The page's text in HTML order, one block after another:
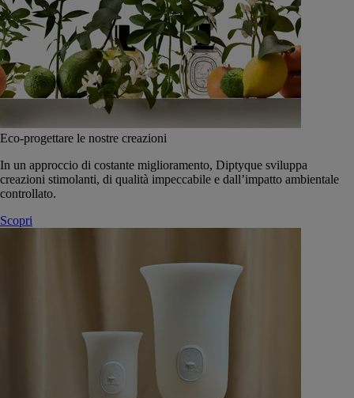
Eco-progettare le nostre creazioni
In un approccio di costante miglioramento, Diptyque sviluppa
creazioni stimolanti, di qualità impeccabile e dall’impatto ambientale
controllato.
Scopri